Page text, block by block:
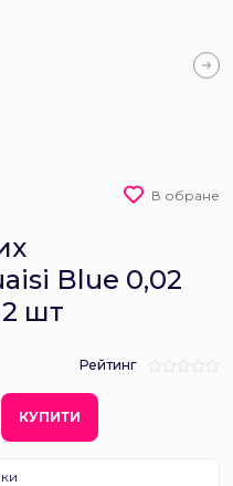
В обране
Blue 0,02
шт
Рейтинг
КУПИТИ